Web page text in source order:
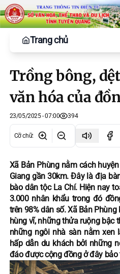
Trang chủ
Trồng bông,
văn hóa của
23/05/2025 - 07:00 394
Cỡ chữ:
Xã Bản Phùng nằm cách
Giang gần 30km. Đây là địa
bào dân tộc La Chí. Hiện nay
3.000 nhân khẩu trong đó
trên 98% dân số. Xã Bản
hùng vĩ, những thửa ruộng bậc
những ngôi nhà sàn nằm xen
hấp dẫn du khách bởi những
đáo được cộng đồng ở đây bảo